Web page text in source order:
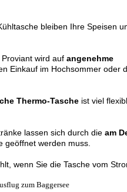
bleiben Ihre Speisen
wird auf angenehme
Einkauf im Hochsommer oder
Thermo-Tasche ist viel
lassen sich durch die am
geöffnet werden muss.
wenn Sie die Tasche vom
zum Baggersee